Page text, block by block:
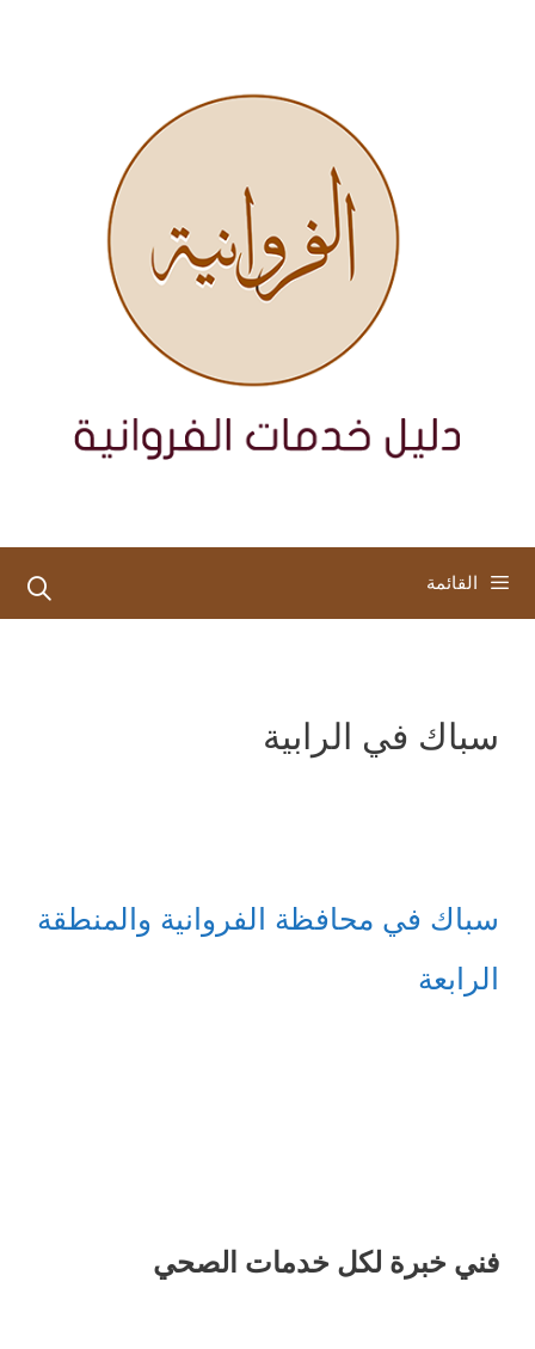
القائمة
سباك في الرابية
سباك في محافظة الفروانية والمنطقة
الرابعة
فني خبرة لكل خدمات الصحي